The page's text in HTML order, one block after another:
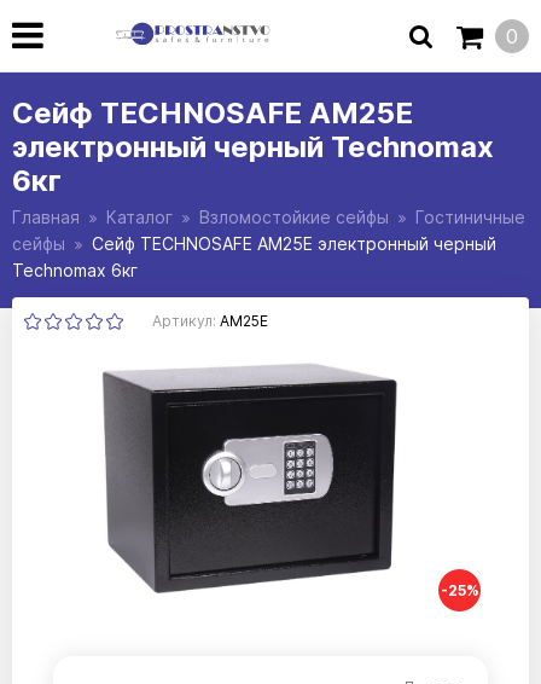
0
Сейф TECHNOSAFE AM25E
электронный черный Technomax
6кг
Главная Каталог Взломостойкие сейфы
Гостиничные
сейфы
Сейф TECHNOSAFE AM25E электронный черный
Technomax 6кг
Артикул: AM25E
-25%